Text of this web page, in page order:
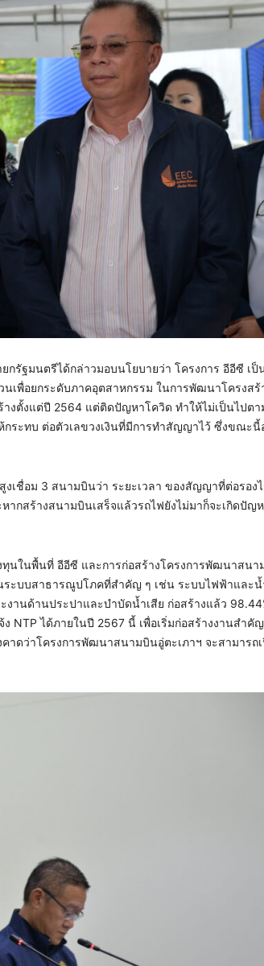
รัฐมนตรีได้กล่าวมอบนโยบายว่า โครงการ อีอีซี เป็
นเพื่อยกระดับภาคอุตสาหกรรม ในการพัฒนาโครงส
งตั้งแต่ปี 2564 แต่ติดปัญหาโควิด ทำให้ไม่เป็นไปตา
กระทบ ต่อตัวเลขวงเงินที่มีการทำสัญญาไว้ ซึ่งขณะนี้
เชื่อม 3 สนามบินว่า ระยะเวลา ของสัญญาที่ต่อรอง
กสร้างสนามบินเสร็จแล้วรถไฟยังไม่มาก็จะเกิดปัญ
นในพื้นที่ อีอีซี และการก่อสร้างโครงการพัฒนาสนา
ระบบสาธารณูปโภคที่สำคัญ ๆ เช่น ระบบไฟฟ้าและน้
งานด้านประปาและบำบัดน้ำเสีย ก่อสร้างแล้ว
NTP ได้ภายในปี 2567 นี้ เพื่อเริ่มก่อสร้างงานสำคั
าดว่าโครงการพัฒนาสนามบินอู่ตะเภาฯ จะสามารถ